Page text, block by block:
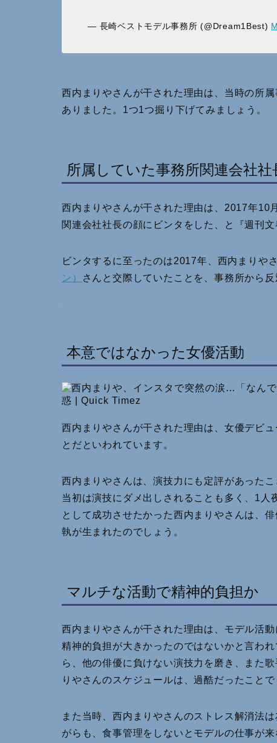
— 長崎ベストモデル事務所 (@Dream1Best)
西内まりやさんが干された理由は、当時の所
ありました。1つ1つ掘り下げてみましょう。
所属していた事務所関連会社
西内まりやさんが干された理由は、2017年10
関連会社社長の顔にビンタをした、と『週刊
ビンタするに至ったのは2017年、西内まりや
ン）
さんと交際していたことを、事務所から
本意ではなかった女優活動
西内まりやさんが干された理由は、女優デビ
とだといわれています。
西内まりやさんは、演技力にも定評があった
当初は演技にダメ出しされることも多く、1
として成功させたかった西内まりやさんは、
執が生まれたのでしょう。
マルチな活動で精神的負担か
西内まりやさんが干された理由は、モデル活
精神的負担が大きかったのではないかと言わ
ら、他の俳優に負けない演技力を磨き、また
りやさんのスケジュールは、過酷だったことで
また当時、西内まりやさんのストレス解消法
がらも、食事管理をしないとモデルの仕事が